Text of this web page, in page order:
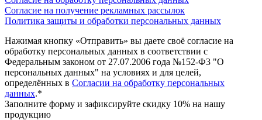
Согласие на получение рекламных рассылок
Политика защиты и обработки персональных данных
Нажимая кнопку «Отправить» вы даете своё согласие на
обработку персональных данных в соответствии с
Федеральным законом от 27.07.2006 года №152-Ф3 "О
персональных данных" на условиях и для целей,
определённых в Согласии на обработку персональных
данных.*
Заполните форму и зафиксируйте скидку 10% на нашу
продукцию